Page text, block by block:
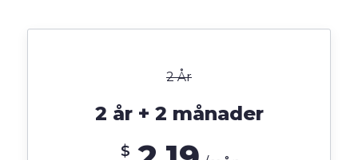
2 År
2 år + 2 månader
$